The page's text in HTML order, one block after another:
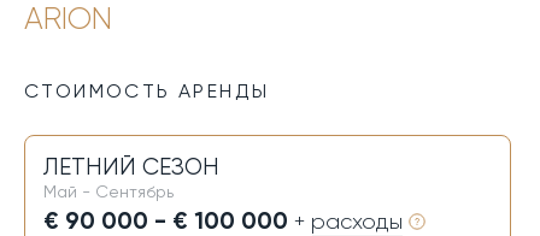
ARION
СТОИМОСТЬ АРЕНДЫ
ЛЕТНИЙ СЕЗОН
Май - Сентябрь
€ 90 000 - € 100 000 + расходы